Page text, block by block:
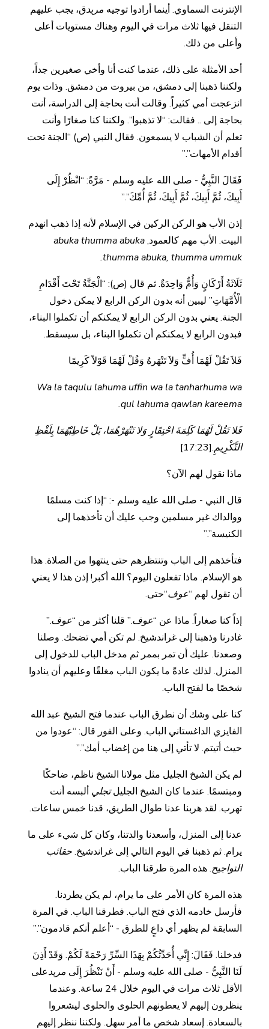
الإنترنت السماوي. أينما أرادوا توجيه مريدق، يجب عليهم
التنقل فيها ثلاث مرات في اليوم وهناك مستويات أعلى
وأعلى من ذلك.
أحد الأمثلة على ذلك، عندما كنت أنا وأخي صغيرين جداً،
ولكننا ذهبنا إلى دمشق، من بيروت من دمشق. وذات يوم
انزعجت أمي كثيراً. وقالت أنت بحاجة إلى الدراسة، أنت
بحاجة إلى .. فقالت: “لا تذهبوا”. ولكننا كنا صغارًا وأنت
تعلم أن الشباب لا يسمعون. فقال النبي (ص) “الجنة تحت
أقدام الأمهات”.”
فَقَالَ النَّبِيُّ - صلى الله عليه وسلم - مَرَّةً: “انْظُرْ إِلَى
أَبِيكَ، ثُمَّ أَبِيكَ، ثُمَّ أَبِيكَ، ثُمَّ أُمِّكَ”.”
إذن الأب هو الركن الركين في الإسلام لأنه إذا ذهب انهدم
البيت. الأب مهم كالعمود,abuka thumma abuka
thumma abuka, thumma ummuk.
ثَلَاثَةُ أَرْكَانٍ وَأُمٌّ وَاحِدَةٌ. ثم قال (ص): “الْجَنَّةُ تَحْتَ أَقْدَامِ
الْأُمَّهَاتِ” ليبين أنه بدون الركن الرابع لا يمكن دخول
الجنة. يعني بدون الركن الرابع لا يمكنكم أن تكملوا البناء،
فبدون الرابع لا يمكنكم أن تكملوا البناء، بل سيسقط.
فَلاَ تَقُلْ لَهْمَا أُفٍّ وَلاَ تَنْهَرهُ وَقُلْ لَهْمَا قَوْلاً كَرِيمًا
Wa la taqulu lahuma uffin wa la tanharhuma wa
qul lahuma qawlan kareema.
فَلا تَقُلْ لَهُمَا كَلِمَةَ احْتِقَارٍ وَلا تَنْهَرْهُمَا، بَلْ خَاطِبْهُمَا بِلَفْظِ
التَّكْرِيمِ.[17:23]
ماذا نقول لهم الآن؟
قال النبي - صلى الله عليه وسلم -: “إذا كنت مسلمًا
ووالداك غير مسلمين وجب عليك أن تأخذهما إلى
الكنيسة”.”
فتأخذهم إلى الباب وتنتظرهم حتى ينتهوا من الصلاة. هذا
هو الإسلام. ماذا تفعلون اليوم؟ الله أكبر! إذن هذا لا يعني
أن تقول لهم “عوف“حتى.
إذاً كنا صغاراً. ماذا عن “عوف.” قلنا أكثر من “عوف.”
غادرنا وذهبنا إلى غراندشيخ. لم تكن أمي تضحك. وصلنا
وصعدنا. عليك أن تمر بممر ثم مدخل الباب للدخول إلى
المنزل. لذلك عادةً ما يكون الباب مغلقًا وعليهم أن ينادوا
شخصًا ما لفتح الباب.
كنا على وشك أن نطرق الباب عندما فتح الشيخ عبد الله
الفايزي الداغستاني الباب. وعلى الفور قال: “عودوا من
حيث أتيتم. لا تأتي إلى هنا من إغضاب أمك”.”
لم يكن الشيخ الجليل مثل مولانا الشيخ ناظم، ضاحكًا
ومبتسمًا. عندما كان الشيخ الجليلتجلي ألبسه أنت
تهرب. لقد هربنا عدنا طوال الطريق، قدنا خمس ساعات.
عدنا إلى المنزل، وأسعدنا والدتنا، وكان كل شيء على ما
يرام. ثم ذهبنا في اليوم التالي إلى غراندشيخ.حقائب
التواجيح. هذه المرة طرقنا الباب.
هذه المرة كان الأمر على ما يرام، لم يكن يطردنا.
فأرسل خادمه الذي فتح الباب. فطرقنا الباب. في المرة
السابقة لم يظهر أي داعٍ للطرق - “أعلم أنكم قادمون”.”
فدخلنا. فَقَالَ: إِنِّي أُحَدِّثُكُمْ بِهَذَا السِّرِّ رَحْمَةً لَكُمْ. وَقَدْ أَذِنَ
لَنَا النَّبِيُّ - صلى الله عليه وسلم - أَنْ نَنْظُرَ إِلَى مريدعلى
الأقل ثلاث مرات في اليوم خلال 24 ساعة. وعندما
ينظرون إليهم لا يعطونهم الحلوى والحلوى ليشعروا
بالسعادة. إسعاد شخص ما أمر سهل. ولكننا ننظر إليهم